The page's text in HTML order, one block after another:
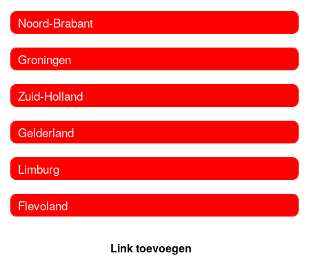
Noord-Brabant
Groningen
Zuid-Holland
Gelderland
Limburg
Flevoland
Link toevoegen